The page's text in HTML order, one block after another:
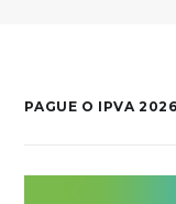
PAGUE O IPVA